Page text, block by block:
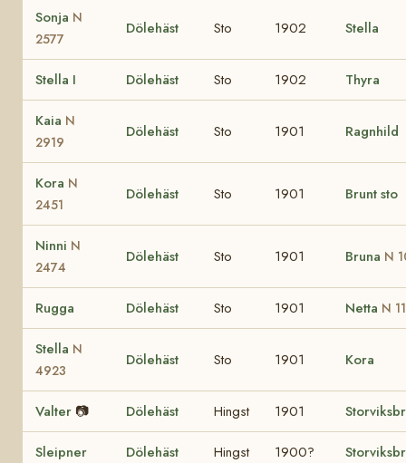
Sonja N
2577
Dölehäst Sto 1902 Stella
Stella I Dölehäst Sto 1902 Thyra
Kaia N
2919
Dölehäst Sto 1901 Ragnhild
Kora N
2451
Dölehäst Sto 1901 Brunt sto
Ninni N
2474
Dölehäst Sto 1901 Bruna N
Rugga Dölehäst Sto 1901 Netta N
Stella N
4923
Dölehäst Sto 1901 Kora
Valter 📷 Dölehäst Hingst 1901
Sleipner Dölehäst Hingst 1900?